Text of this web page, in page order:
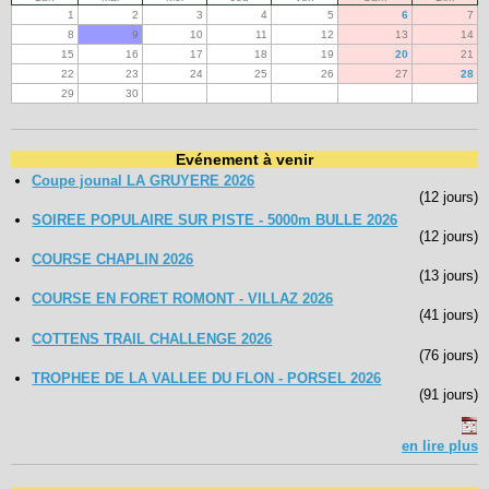
1
2 3 4 5 6
7
8
9 10 11 12 13
14
15
16 17 18 19 20
21
22
23 24 25 26 27
28
29
30
Evénement à venir
Coupe jounal LA GRUYERE 2026
(12 jours)
SOIREE POPULAIRE SUR PISTE - 5000m BULLE 2026
(12 jours)
COURSE CHAPLIN 2026
(13 jours)
COURSE EN FORET ROMONT - VILLAZ 2026
(41 jours)
COTTENS TRAIL CHALLENGE 2026
(76 jours)
TROPHEE DE LA VALLEE DU FLON - PORSEL 2026
(91 jours)
en lire plus